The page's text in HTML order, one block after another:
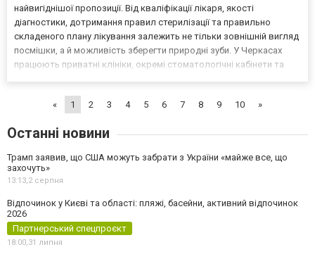
найвигіднішої пропозиції. Від кваліфікації лікаря, якості
діагностики, дотримання правил стерилізації та правильно
складеного плану лікування залежить не тільки зовнішній вигляд
посмішки, а й можливість зберегти природні зуби. У Черкасах
працюють приватні клініки, окремі стоматологічні кабінети та
«
1 2 3 4 5 6 7 8 9 10 »
Останні новини
Трамп заявив, що США можуть забрати з України «майже все, що
захочуть»
13:13,2 серпня
Відпочинок у Києві та області: пляжі, басейни, активний відпочинок
2026
Партнерський спецпроєкт
18:00,31 липня